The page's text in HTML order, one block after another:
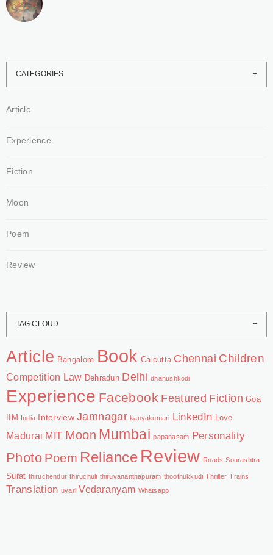
CATEGORIES
Article
Experience
Fiction
Moon
Poem
Review
TAG CLOUD
Article Bangalore Book Calcutta Chennai Children
Competition Law Dehradun Delhi dhanushkodi
Experience Facebook Featured Fiction Goa
IIM
India Interview Jamnagar kanyakumari LinkedIn Love
Madurai MIT Moon Mumbai papanasam Personality
Photo Poem Reliance Review Roads Sourashtra
Surat thiruchendur thiruchuli thiruvananthapuram thoothukkudi Thriller Trains
Translation uvari Vedaranyam Whatsapp